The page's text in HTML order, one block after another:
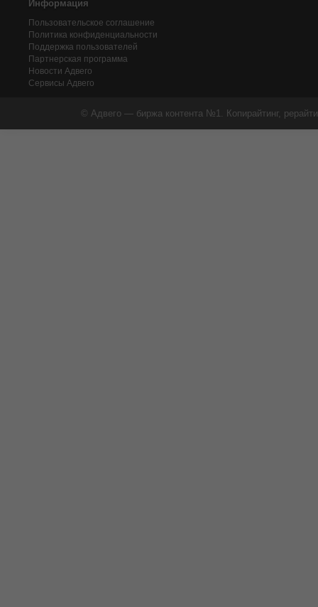
Информация
Пользовательское соглашение
Политика конфиденциальности
Поддержка пользователей
Партнерская программа
Новости Адвего
Сервисы Адвего
© Адвего — биржа контента №1. Копирайтинг,